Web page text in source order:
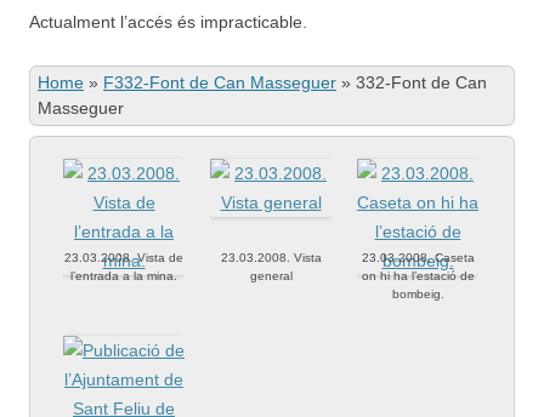
Actualment l’accés és impracticable.
Home » F332-Font de Can Masseguer » 332-Font de Can
Masseguer
23.03.2008. Vista de
l’entrada a la mina.
23.03.2008. Vista
general
23.03.2008. Caseta
on hi ha l’estació de
bombeig.